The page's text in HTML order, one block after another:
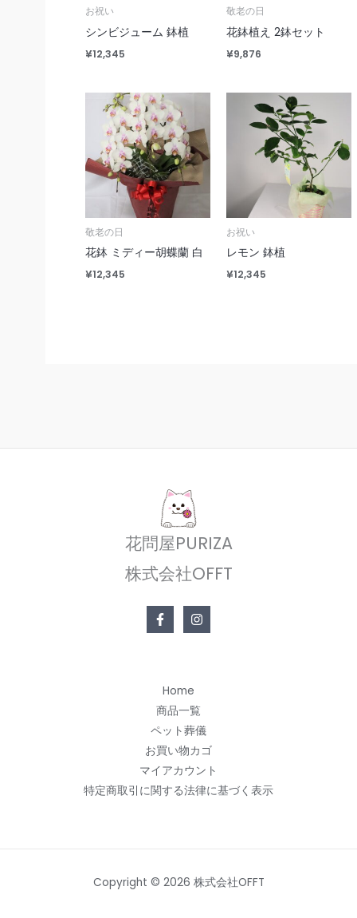
お祝い
シンビジューム 鉢植
¥12,345
敬老の日
花鉢植え 2鉢セット
¥9,876
敬老の日
花鉢 ミディー胡蝶蘭 白
¥12,345
お祝い
レモン 鉢植
¥12,345
花問屋PURIZA
株式会社OFFT
Home
商品一覧
ペット葬儀
お買い物カゴ
マイアカウント
特定商取引に関する法律に基づく表示
Copyright © 2026 株式会社OFFT